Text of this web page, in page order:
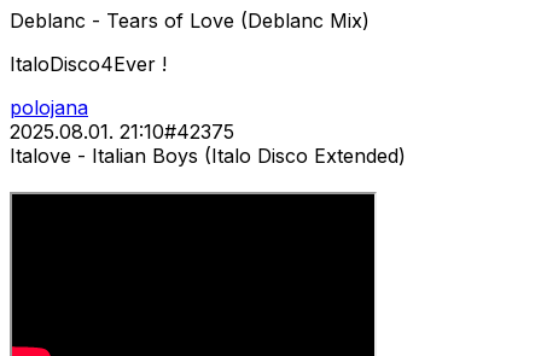
Deblanc - Tears of Love (Deblanc Mix)
ItaloDisco4Ever !
polojana
2025.08.01. 21:10#42375
Italove - Italian Boys (Italo Disco Extended)